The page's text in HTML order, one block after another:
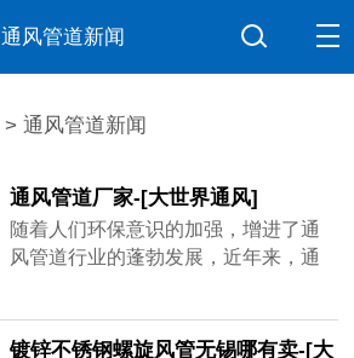
通风管道新闻
> 通风管道新闻
通风管道厂家-[大世界通风]
随着人们环保意识的加强，增进了通
风管道行业的蓬勃发展，近年来，通
家偷工减料已成常态，比如客户要求
镀锌不锈钢螺旋风管无锡哪有卖-[大